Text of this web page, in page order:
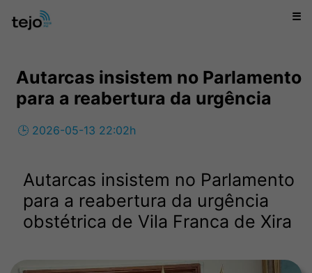
☰
Autarcas insistem no Parlamento
para a reabertura da urgência
🕒 2026-05-13 22:02h
Autarcas insistem no Parlamento
para a reabertura da urgência
obstétrica de Vila Franca de Xira